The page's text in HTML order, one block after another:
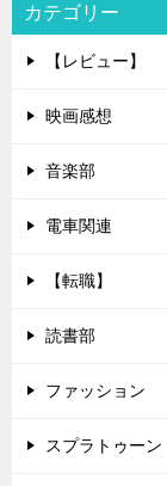
カテゴリー
【レビュー】
映画感想
音楽部
電車関連
【転職】
読書部
ファッション
スプラトゥーン